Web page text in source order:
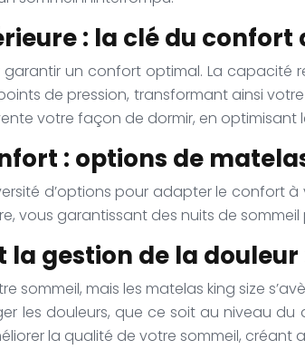
: la clé du
un confort optimal. La
de pression, transformant ainsi
votre façon de dormir, en
: options de
d’options pour adapter le confort
vous garantissant des nuits de
la gestion de la
sommeil, mais les matelas king size
les douleurs, que ce soit au niveau
la qualité de votre sommeil, créant